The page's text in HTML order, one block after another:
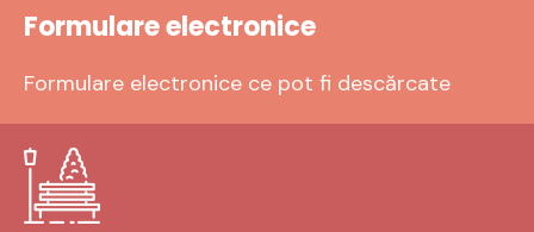
Formulare electronice
Formulare electronice ce pot fi descărcate